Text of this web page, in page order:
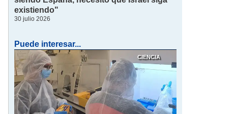
existiendo"
30 julio 2026
Puede interesar...
CIENCIA